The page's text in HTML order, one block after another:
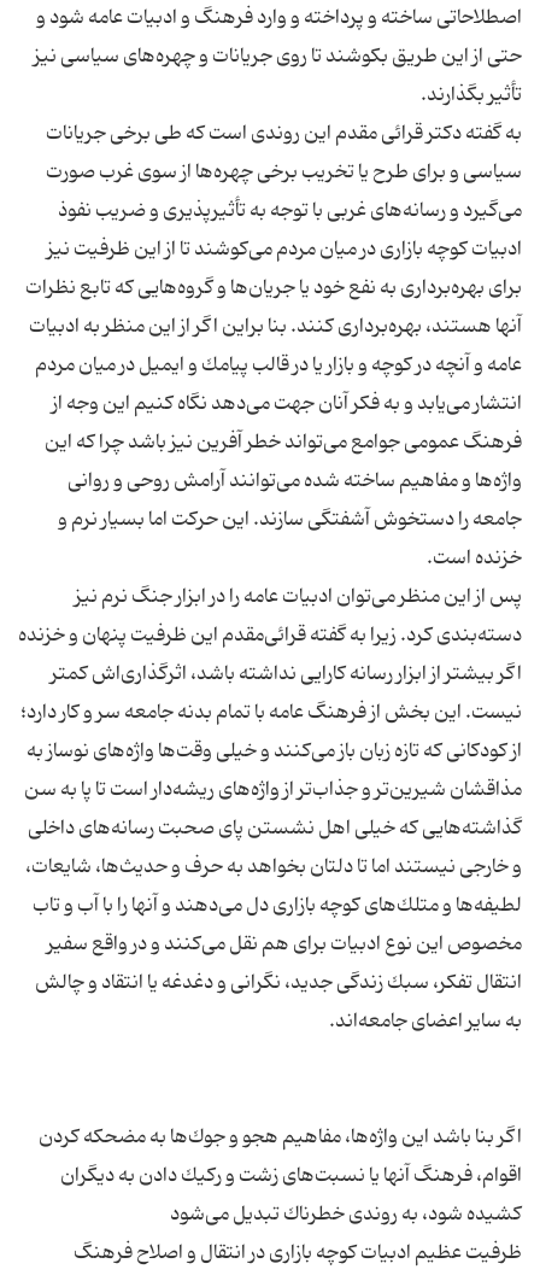
اصطلاحاتی ساخته و پرداخته و وارد فرهنگ و ادبیات عامه شود و
حتی از این طریق بكوشند تا روی جریانات و چهره‌های سیاسی نیز
به گفته دكتر قرائی مقدم این روندی است كه طی برخی جریانات
سیاسی و برای طرح یا تخریب برخی چهره‌ها از سوی غرب صورت
می‌گیرد و رسانه‌های غربی با توجه به تأثیرپذیری و ضریب نفوذ
ادبیات كوچه بازاری در میان مردم می‌كوشند تا از این ظرفیت نیز
برای بهره‌برداری به نفع خود یا جریان‌ها و گروه‌هایی كه تابع نظرات
آنها هستند، بهره‌برداری كنند. بنا براین اگر از این منظر به ادبیات
عامه و آنچه در كوچه و بازار یا در قالب پیامك و ایمیل در میان مردم
انتشار می‌یابد و به فكر آنان جهت می‌‌‌دهد نگاه كنیم این وجه از
فرهنگ عمومی جوامع می‌تواند خطر آفرین نیز باشد چرا كه این
واژه‌ها و مفاهیم ساخته شده می‌توانند آرامش روحی و روانی
جامعه را دستخوش آشفتگی سازند. این حركت اما بسیار نرم و
پس از این منظر می‌توان ادبیات عامه را در ابزار جنگ نرم نیز
دسته‌بندی كرد. زیرا به گفته قرائی‌مقدم این ظرفیت پنهان و خزنده
اگر بیشتر از ابزار رسانه كارایی نداشته باشد، اثرگذاری‌اش كمتر
نیست. این بخش از فرهنگ عامه با تمام بدنه جامعه سر و كار دارد؛
از كودكانی كه تازه زبان باز می‌كنند و خیلی وقت‌ها واژه‌های نوساز به
مذاقشان شیرین‌تر و جذاب‌تر از واژه‌های ریشه‌دار است تا پا به سن
گذاشته‌هایی كه خیلی اهل نشستن پای صحبت رسانه‌های داخلی
و خارجی نیستند اما تا دلتان بخواهد به حرف و حدیث‌ها، شایعات،
لطیفه‌ها و متلك‌های كوچه بازاری دل می‌دهند و آنها را با آب و تاب
مخصوص این نوع ادبیات برای هم نقل می‌كنند و در واقع سفیر
انتقال تفكر، سبك زندگی جدید، نگرانی و دغدغه‌ یا انتقاد و چالش
اگر بنا باشد این واژه‌ها، مفاهیم هجو و جوك‌ها به مضحكه كردن
اقوام، فرهنگ آنها یا نسبت‌های زشت و ركیك دادن به دیگران
ظرفیت عظیم ادبیات كوچه بازاری در انتقال و اصلاح فرهنگ